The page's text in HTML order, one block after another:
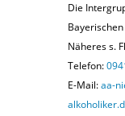
Die
Näheres s.
Telefon:
E-Mail:aa-